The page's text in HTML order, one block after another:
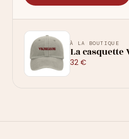
À LA BOUTIQUE
La
32 €